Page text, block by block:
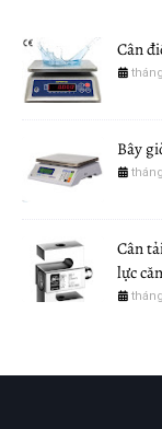
Cân
Bây
Cân
lực